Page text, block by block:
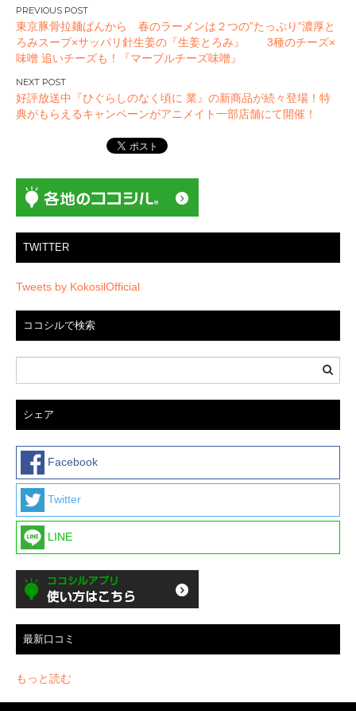
投
稿
ナ
ビ
ゲ
ー
ン
東京豚骨拉麺ばんから 春のラーメンは２つの”たっぷり”濃厚と
ろみスープ×サッパリ針生姜の『生姜とろみ』 3種のチーズ×
味噌 追いチーズも！『マーブルチーズ味噌』
好評放送中『ひぐらしのなく頃に 業』の新商品が続々登場！特
典がもらえるキャンペーンがアニメイト一部店舗にて開催！
TWITTER
Tweets by KokosilOfficial
ココシルで検索
シェア
Facebook
Twitter
LINE
最新口コミ
もっと読む